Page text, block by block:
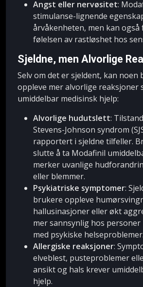
Angst eller nervøsitet:
stimulanse-lignende
årvåkenheten, men kan
følelsen av rastløshet hos
Sjeldne, men Alvorlige
Selv om det er sjeldent, kan noen
oppleve mer alvorlige reaksjoner
umiddelbar medisinsk hjelp:
Alvorlige hudutslett:
Stevens-Johnson syndrom
rapportert i sjeldne tilfeller.
slutte å ta Modafinil
merker uvanlige
eller blemmer.
Psykiatriske symptomer:
brukere oppleve
hallusinasjoner eller økt
mer sannsynlig hos
med psykiske helseproblemer.
Allergiske reaksjoner:
elveblest, pusteproblemer
ansikt og hals krever
hjelp.